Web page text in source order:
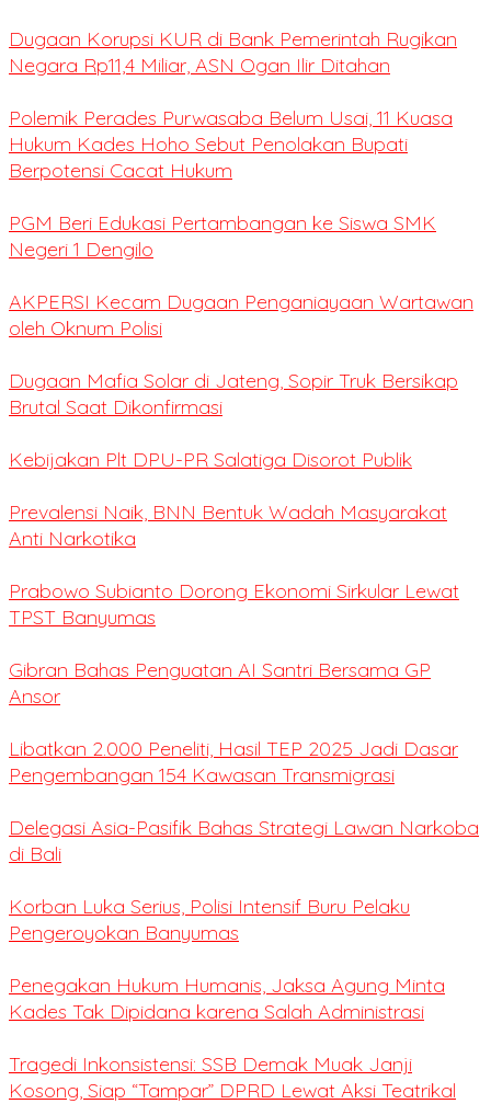
Dugaan Korupsi KUR di Bank Pemerintah Rugikan
Negara Rp11,4 Miliar, ASN Ogan Ilir Ditahan
Polemik Perades Purwasaba Belum Usai, 11 Kuasa
Hukum Kades Hoho Sebut Penolakan Bupati
Berpotensi Cacat Hukum
PGM Beri Edukasi Pertambangan ke Siswa SMK
Negeri 1 Dengilo
AKPERSI Kecam Dugaan Penganiayaan Wartawan
oleh Oknum Polisi
Dugaan Mafia Solar di Jateng, Sopir Truk Bersikap
Brutal Saat Dikonfirmasi
Kebijakan Plt DPU-PR Salatiga Disorot Publik
Prevalensi Naik, BNN Bentuk Wadah Masyarakat
Anti Narkotika
Prabowo Subianto Dorong Ekonomi Sirkular Lewat
TPST Banyumas
Gibran Bahas Penguatan AI Santri Bersama GP
Ansor
Libatkan 2.000 Peneliti, Hasil TEP 2025 Jadi Dasar
Pengembangan 154 Kawasan Transmigrasi
Delegasi Asia-Pasifik Bahas Strategi Lawan Narkoba
di Bali
Korban Luka Serius, Polisi Intensif Buru Pelaku
Pengeroyokan Banyumas
Penegakan Hukum Humanis, Jaksa Agung Minta
Kades Tak Dipidana karena Salah Administrasi
Tragedi Inkonsistensi: SSB Demak Muak Janji
Kosong, Siap “Tampar” DPRD Lewat Aksi Teatrikal